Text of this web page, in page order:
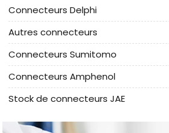
Connecteurs Delphi
Autres connecteurs
Connecteurs Sumitomo
Connecteurs Amphenol
Stock de connecteurs JAE